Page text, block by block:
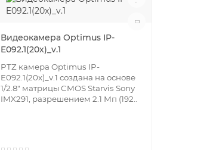
Видеокамера Optimus IP-
E092.1(20x)_v.1
PTZ камера Optimus IP-
E092.1(20x)_v.1 создана на основе
1/2.8" матрицы CMOS Starvis Sony
IMX291, разрешением 2.1 Мп (192..